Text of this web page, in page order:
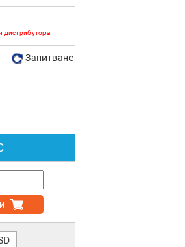
дистрибутора
Запитване